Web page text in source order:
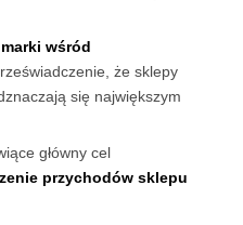
wśród
że sklepy
się największym
główny cel
przychodów sklepu